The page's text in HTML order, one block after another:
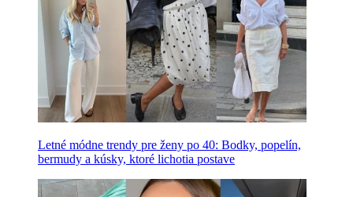
Letné módne trendy pre ženy po 40: Bodky, popelín,
bermudy a kúsky, ktoré lichotia postave